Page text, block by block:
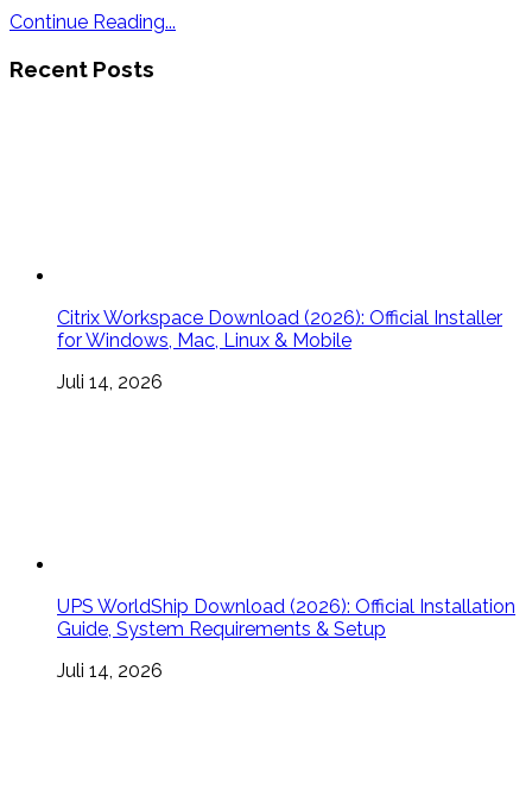
Continue Reading...
Recent Posts
Citrix Workspace Download (2026): Official Installer
for Windows, Mac, Linux & Mobile
Juli 14, 2026
UPS WorldShip Download (2026): Official Installation
Guide, System Requirements & Setup
Juli 14, 2026